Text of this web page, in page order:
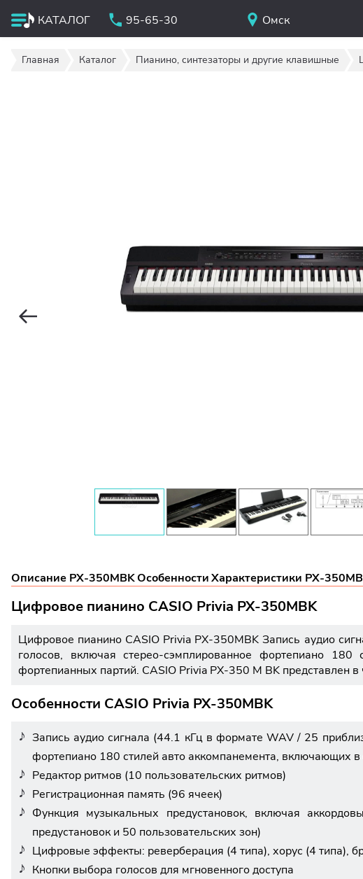
КАТАЛОГ 95-65-30 Омск
Главная Каталог Пианино, синтезаторы и другие клавишные
Описание PX-350MBKОсобенностиХарактеристики PX-
Цифровое пианино CASIO Privia PX-350MBK
Цифровое пианино CASIO Privia PX-350MBK Запись аудио
голосов, включая стерео-сэмплированное фортепиано
фортепианных партий. CASIO Privia PX-350 M BK представлен в
Особенности CASIO Privia PX-350MBK
Запись аудио сигнала (44.1 кГц в формате WAV / 25
фортепиано 180 стилей авто аккомпанемента, включающих
Редактор ритмов (10 пользовательских ритмов)
Регистрационная память (96 ячеек)
Функция музыкальных предустановок, включая
предустановок и 50 пользовательских зон)
Цифровые эффекты: реверберация (4 типа), хорус (4 типа),
Кнопки выбора голосов для мгновенного доступа